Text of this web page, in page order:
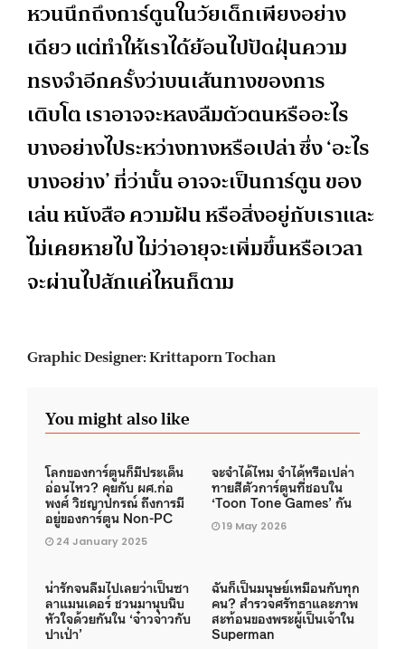
หวนนึกถึงการ์ตูนในวัยเด็กเพียงอย่าง
เดียว แต่ทำให้เราได้ย้อนไปปัดฝุ่นความ
ทรงจำอีกครั้งว่าบนเส้นทางของการ
เติบโต เราอาจจะหลงลืมตัวตนหรืออะไร
บางอย่างไประหว่างทางหรือเปล่า ซึ่ง ‘อะไร
บางอย่าง’ ที่ว่านั้น อาจจะเป็นการ์ตูน ของ
เล่น หนังสือ ความฝัน หรือสิ่งอยู่กับเราและ
ไม่เคยหายไป ไม่ว่าอายุจะเพิ่มขึ้นหรือเวลา
จะผ่านไปสักแค่ไหนก็ตาม
Graphic Designer: Krittaporn Tochan
You might also like
โลกของการ์ตูนก็มีประเด็น
อ่อนไหว? คุยกับ ผศ.ก่อ
พงศ์ วิชญาปกรณ์ ถึงการมี
อยู่ของการ์ตูน Non-PC
24 January 2025
จะจำได้ไหม จำได้หรือเปล่า
ทายสีตัวการ์ตูนที่ชอบใน
‘Toon Tone Games’ กัน
19 May 2026
น่ารักจนลืมไปเลยว่าเป็นซา
ลาแมนเดอร์ ชวนมานุบนิบ
หัวใจด้วยกันใน ‘จ๋าวจ่าวกับ
ปาเป่า’
ฉันก็เป็นมนุษย์เหมือนกับทุก
คน? สำรวจศรัทธาและภาพ
สะท้อนของพระผู้เป็นเจ้าใน
Superman